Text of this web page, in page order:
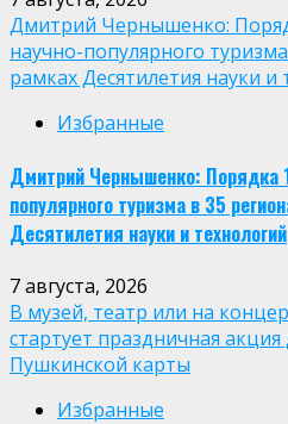
Дмитрий Чернышенко:
научно-популярного
рамках Десятилетия науки и
Избранные
Дмитрий Чернышенко: Порядка
популярного туризма в 35
Десятилетия науки и технологий
7 августа, 2026
В музей, театр или на
стартует праздничная
Пушкинской карты
Избранные